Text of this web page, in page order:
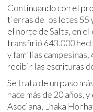
Continuando con el
tierras de los lotes 55
el norte de Salta, en
transfirió 643.000
y familias
recibir las escrituras
Se trata de un paso
hace más de 20 años, y
Asociana, Lhaka